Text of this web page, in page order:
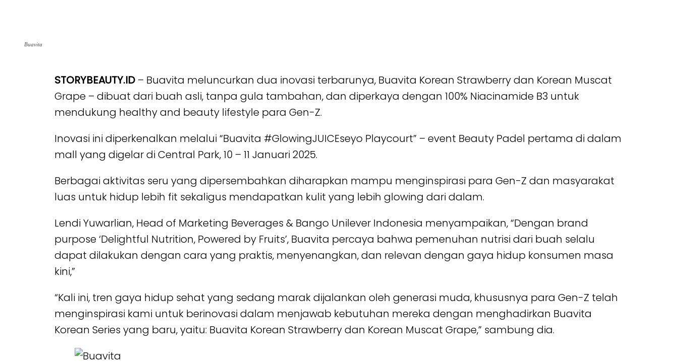
Buavita
STORYBEAUTY.ID– Buavita meluncurkan dua inovasi terbarunya, Buavita Korean Strawberry dan Korean Muscat
Grape – dibuat dari buah asli, tanpa gula tambahan, dan diperkaya dengan 100% Niacinamide B3 untuk
mendukung healthy and beauty lifestyle para Gen-Z.
Inovasi ini diperkenalkan melalui “Buavita #GlowingJUICEseyo Playcourt” – event Beauty Padel pertama di dalam
mall yang digelar di Central Park, 10 – 11 Januari 2025.
Berbagai aktivitas seru yang dipersembahkan diharapkan mampu menginspirasi para Gen-Z dan masyarakat
luas untuk hidup lebih fit sekaligus mendapatkan kulit yang lebih glowing dari dalam.
Lendi Yuwarlian, Head of Marketing Beverages & Bango Unilever Indonesia menyampaikan, “Dengan brand
purpose ‘Delightful Nutrition, Powered by Fruits’, Buavita percaya bahwa pemenuhan nutrisi dari buah selalu
dapat dilakukan dengan cara yang praktis, menyenangkan, dan relevan dengan gaya hidup konsumen masa
kini,”
“Kali ini, tren gaya hidup sehat yang sedang marak dijalankan oleh generasi muda, khususnya para Gen-Z telah
menginspirasi kami untuk berinovasi dalam menjawab kebutuhan mereka dengan menghadirkan Buavita
Korean Series yang baru, yaitu: Buavita Korean Strawberry dan Korean Muscat Grape,” sambung dia.